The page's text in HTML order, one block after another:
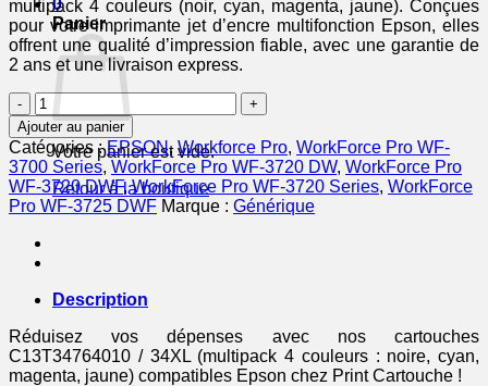
0
Panier
Votre panier est vide.
Retour à la boutique
multipack 4 couleurs (noir, cyan, magenta, jaune). Conçues
pour votre imprimante jet d’encre multifonction Epson, elles
offrent une qualité d’impression fiable, avec une garantie de
2 ans et une livraison express.
quantité
de
34XL
/
C13T34764010
-
Cartouches
compatibles
Epson
Multipack
couleurs
(BK,C,M,Y)
Ajouter au panier
Catégories :EPSON,Workforce Pro, WorkForce Pro WF-
3700 Series, WorkForce Pro WF-3720 DW, WorkForce Pro
WF-3720 DWF,WorkForce Pro WF-3720 Series, WorkForce
Pro WF-3725 DWF Marque : Générique
Description
Réduisez vos dépenses avec nos cartouches
C13T34764010 / 34XL (multipack 4 couleurs : noire, cyan,
magenta, jaune) compatibles Epson chez Print Cartouche !